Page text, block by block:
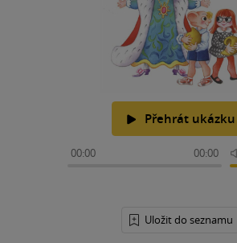
Přehrát ukázku
00:00 00:00
Uložit do seznamu